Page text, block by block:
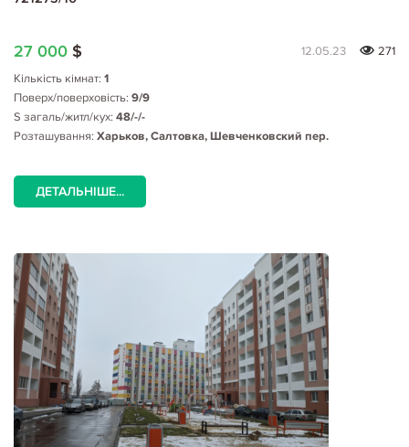
27 000 $ 12.05.23
271
Кількість кімнат: 1
Поверх/поверховість: 9/9
S загаль/житл/кух: 48/-/-
Розташування: Харьков, Салтовка, Шевченковский пер.
ДЕТАЛЬНІШЕ...